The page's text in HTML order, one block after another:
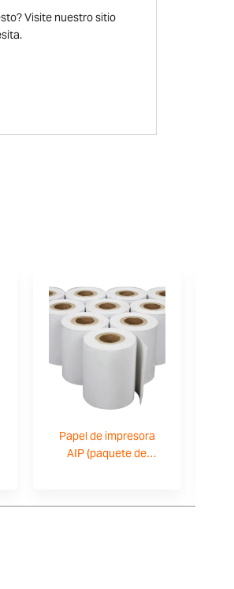
Visite nuestro sitio
Papel de impresora
AIP (paquete de